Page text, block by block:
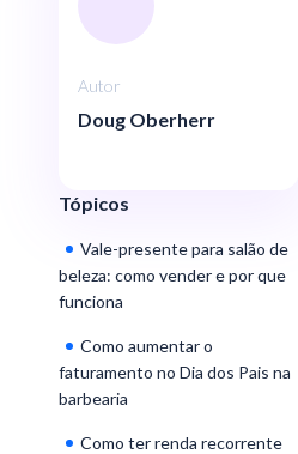
Autor
Doug Oberherr
Tópicos
Vale-presente para salão de
beleza: como vender e por que
funciona
Como aumentar o
faturamento no Dia dos Pais na
barbearia
Como ter renda recorrente